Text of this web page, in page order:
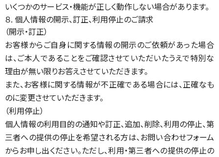
いくつかのサービス・機能が正しく動作しない場合があります。
８. 個人情報の開示、訂正、利用停止のご請求
（開示・訂正）
お客様からご自身に関する情報の開示のご依頼があった場合
は、ご本人であることをご確認させていただいたうえで特別な
理由が無い限りお答えさせていただきます。
また、お客様に関する情報が不正確である場合には、正確なも
のに変更させていただきます。
（利用停止）
個人情報の利用目的の通知や訂正、追加、削除、利用の停止、第
三者への提供の停止を希望される方は、お問い合わせフォーム
からお申し出ください。ただし、利用・第三者への提供の停止の